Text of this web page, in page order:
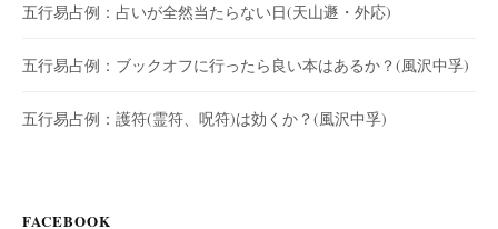
五行易占例：占いが全然当たらない日(天山遯・外応)
五行易占例：ブックオフに行ったら良い本はあるか？(風沢中孚)
五行易占例：護符(霊符、呪符)は効くか？(風沢中孚)
FACEBOOK